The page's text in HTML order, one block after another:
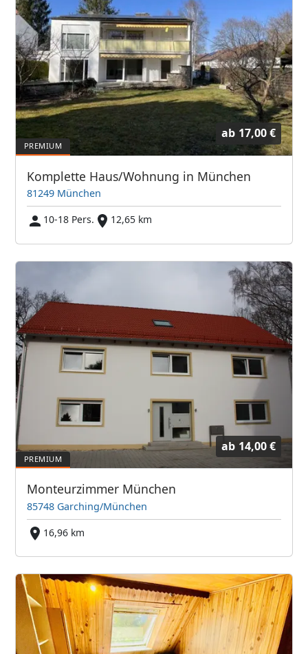
ab 17,00 €
Komplette Haus/Wohnung in München
81249 München
10-18 Pers.
12,65 km
ab 14,00 €
Monteurzimmer München
85748 Garching/München
16,96 km